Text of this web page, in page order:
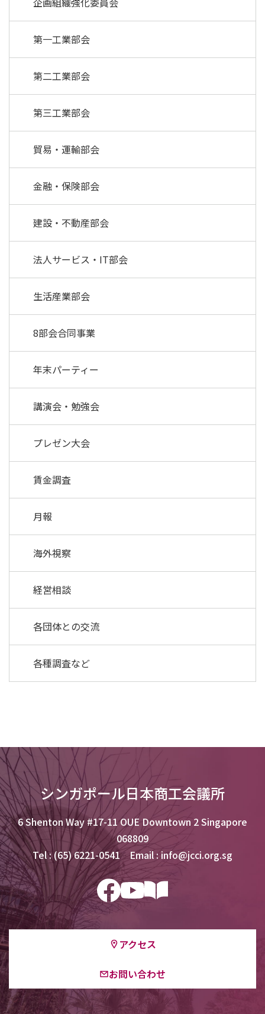
第一工業部会
第二工業部会
第三工業部会
貿易・運輸部会
金融・保険部会
建設・不動産部会
法人サービス・IT部会
生活産業部会
8部会合同事業
年末パーティー
講演会・勉強会
プレゼン大会
賃金調査
月報
海外視察
経営相談
各団体との交流
各種調査など
シンガポール日本商工会議所
6 Shenton Way #17-11 OUE Downtown 2 Singapore
068809
Tel : (65) 6221-0541 Email : info@jcci.org.sg
アクセス
お問い合わせ